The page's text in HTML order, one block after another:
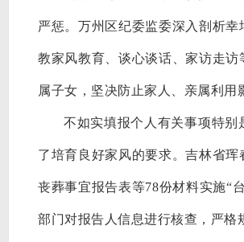
严惩。万州区纪委监委深入剖析
教家风教育、谈心谈话、家访走
属子女，坚决防止家人、亲属利用
不如实填报个人有关事项特
了培育良好家风的要求。吉林省
丧葬事宜报告表等78份材料实施“
部门对报告人信息进行核查，严